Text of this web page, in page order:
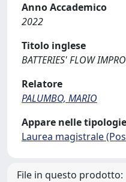
Anno Accademico
2022
Titolo inglese
BATTERIES' FLOW
Relatore
PALUMBO, MARIO
Appare nelle
Laurea magistrale
File in questo prodotto: